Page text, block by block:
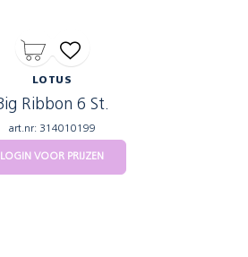
LOTUS
Ribbon 6 St.
art.nr: 314010199
LOGIN VOOR PRIJZEN